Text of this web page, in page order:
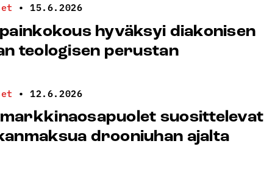
• 15.6.2026
hyväksyi diakonisen
teologisen perustan
• 12.6.2026
suosittelevat
drooniuhan ajalta